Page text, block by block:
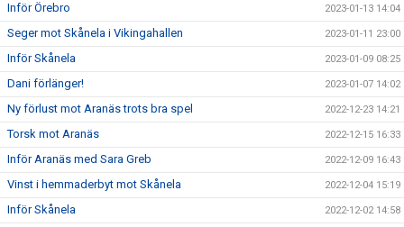
Inför Örebro 2023-01-13 14:04
Seger mot Skånela i Vikingahallen 2023-01-11 23:00
Inför Skånela 2023-01-09 08:25
Dani förlänger! 2023-01-07 14:02
Ny förlust mot Aranäs trots bra spel 2022-12-23 14:21
Torsk mot Aranäs 2022-12-15 16:33
Inför Aranäs med Sara Greb 2022-12-09 16:43
Vinst i hemmaderbyt mot Skånela 2022-12-04 15:19
Inför Skånela 2022-12-02 14:58